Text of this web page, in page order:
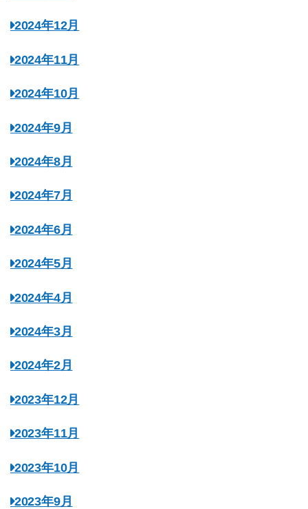
2024年12月
2024年11月
2024年10月
2024年9月
2024年8月
2024年7月
2024年6月
2024年5月
2024年4月
2024年3月
2024年2月
2023年12月
2023年11月
2023年10月
2023年9月